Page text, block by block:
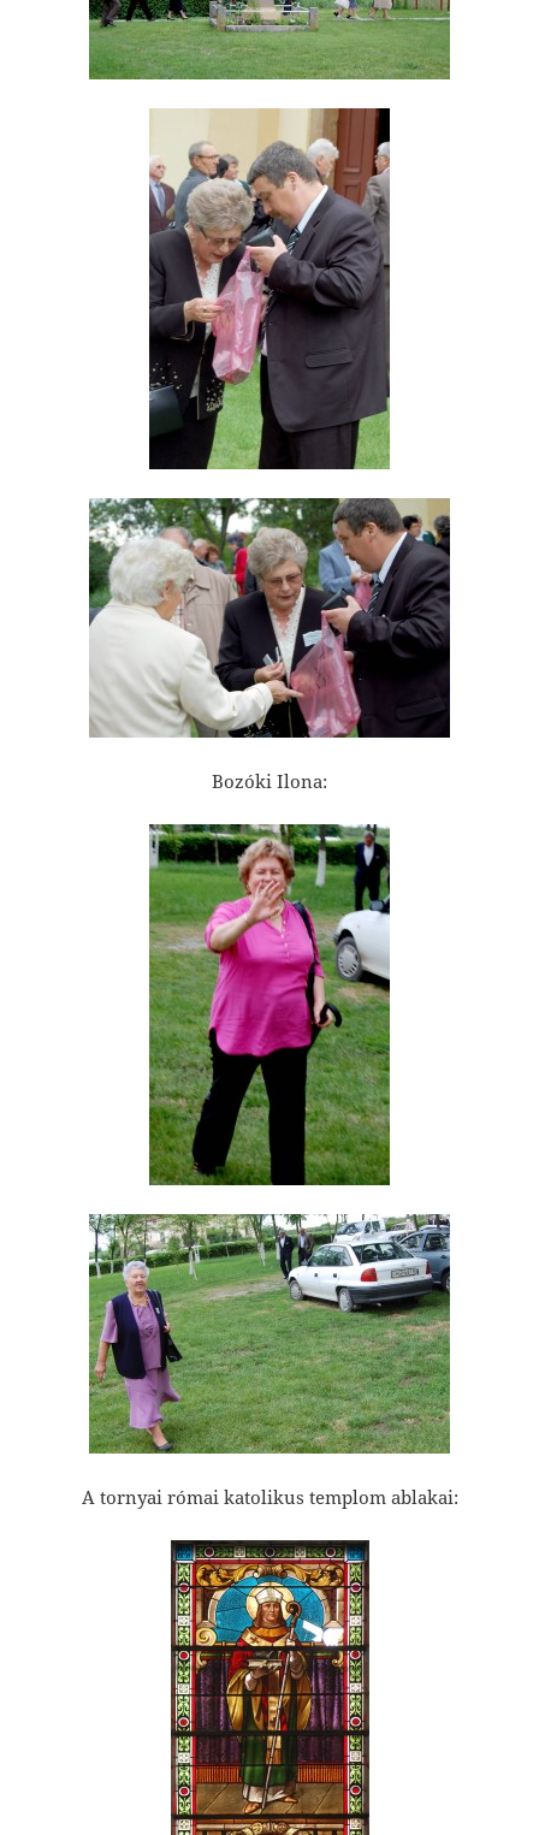
Bozóki Ilona:
A tornyai római katolikus templom ablakai: